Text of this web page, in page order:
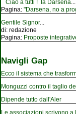
Ciao a tutti ! la Darsena...
Pagina: "Darsena, no a
Gentile Signor...
di: redazione
Pagina: Proposte
Navigli Gap
Ecco il sistema che
Monguzzi contro il taglio
Dipende tutto dall'Aler
Le associazioni scrivono